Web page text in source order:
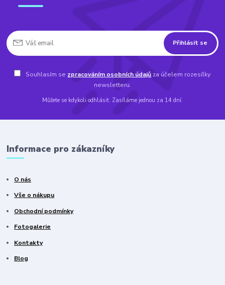
Přihlásit se
Souhlasím se zpracováním osobních údajů za účelem rozesílky
newsletteru.
Můžete se kdykoli odhlásit. Zasíláme jednou za 14 dní.
Informace pro zákazníky
O nás
Vše o nákupu
Obchodní podmínky
Fotogalerie
Kontakty
Blog